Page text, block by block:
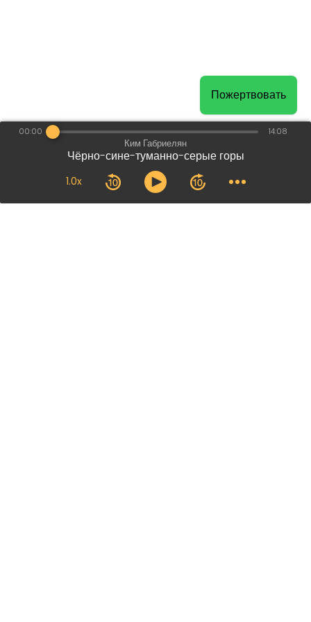
Ким Габриелян
Чёрно-сине-туманно-серые горы
1.0x
00:00 14:08
Пожертвовать